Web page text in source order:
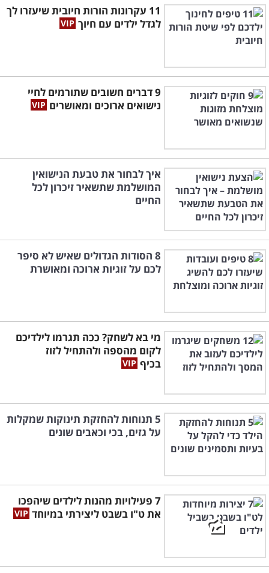
11 עקרונות הורות חיובית שיעזרו לך
לגדל ילדים עם חיוך
9 דברים חשובים שתורמים לחיי
נישואים ארוכים ומאושרים
איך לבחור את טבעת הנישואין
המושלמת שתשאיר זיכרון לכל
החיים
8 הסודות הגדולים שאיש לא סיפר
לכם על זוגיות ארוכה ומאושרת
מי בא לשחק? ככה תגרמו לילדיכם
לקום מהספה ולהתחיל לזוז
בכיף
5 תנוחות להחזקת תינוקות שמקלות
על גזים, בכי וכאבים שונים
7 פעילויות מהנות לילדים שיהפכו
את ט"ו בשבט ליצירתי במיוחד